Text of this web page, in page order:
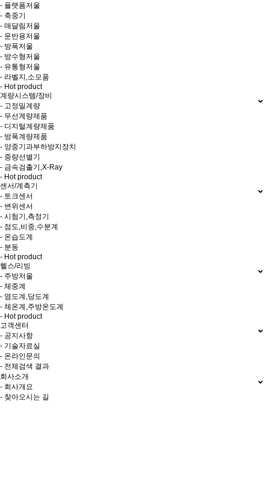
- 플랫폼저울
- 축중기
- 매달림저울
- 운반용저울
- 방폭저울
- 방수형저울
- 유통형저울
- 라벨지,소모품
- Hot product
계량시스템/장비
- 고정밀계량
- 무선계량제품
- 디지털계량제품
- 방폭계량제품
- 양중기과부하방지장치
- 중량선별기
- 금속검출기,X-Ray
- Hot product
센서/계측기
- 토크센서
- 변위센서
- 시험기,측정기
- 점도,비중,수분계
- 온습도계
- 분동
- Hot product
헬스/리빙
- 주방저울
- 체중계
- 염도계,당도계
- 체온계,주방온도계
- Hot product
고객센터
- 공지사항
- 기술자료실
- 온라인문의
- 전체검색 결과
회사소개
- 회사개요
- 찾아오시는 길